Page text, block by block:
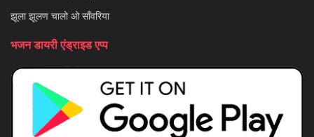
झूला झूलण चालो ओ साँवरिया
भजन डायरी एंड्राइड एप्प